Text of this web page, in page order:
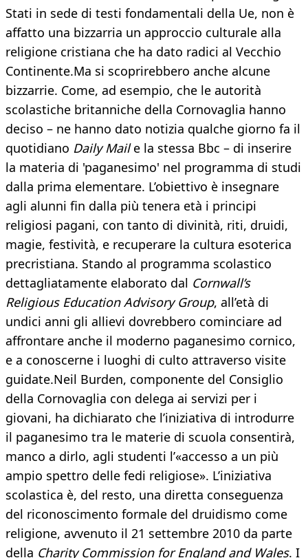
Stati in sede di testi fondamentali della Ue, non è
affatto una bizzarria un approccio culturale alla
religione cristiana che ha dato radici al Vecchio
Continente.Ma si scoprirebbero anche alcune
bizzarrie. Come, ad esempio, che le autorità
scolastiche britanniche della Cornovaglia hanno
deciso – ne hanno dato notizia qualche giorno fa il
quotidiano Daily Maile la stessa Bbc – di inserire
la materia di 'paganesimo' nel programma di studi
dalla prima elementare. L’obiettivo è insegnare
agli alunni fin dalla più tenera età i principi
religiosi pagani, con tanto di divinità, riti, druidi,
magie, festività, e recuperare la cultura esoterica
precristiana. Stando al programma scolastico
dettagliatamente elaborato dal Cornwall’s
Religious Education Advisory Group, all’età di
undici anni gli allievi dovrebbero cominciare ad
affrontare anche il moderno paganesimo cornico,
e a conoscerne i luoghi di culto attraverso visite
guidate.Neil Burden, componente del Consiglio
della Cornovaglia con delega ai servizi per i
giovani, ha dichiarato che l’iniziativa di introdurre
il paganesimo tra le materie di scuola consentirà,
manco a dirlo, agli studenti l’«accesso a un più
ampio spettro delle fedi religiose». L’iniziativa
scolastica è, del resto, una diretta conseguenza
del riconoscimento formale del druidismo come
religione, avvenuto il 21 settembre 2010 da parte
della Charity Commission for England and Wales. I